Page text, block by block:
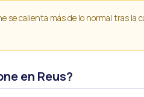
se calienta más de lo normal tras
en Reus?